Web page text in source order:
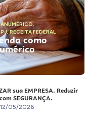
,
,RECEITA FEDERAL
como
sua EMPRESA. Reduzir
SEGURANÇA.
12/05/2026